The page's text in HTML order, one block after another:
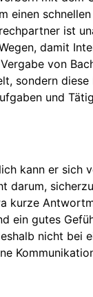
einen
ist
damit
von
sondern
und
kann er sich
darum,
kurze
ein gutes
nicht bei